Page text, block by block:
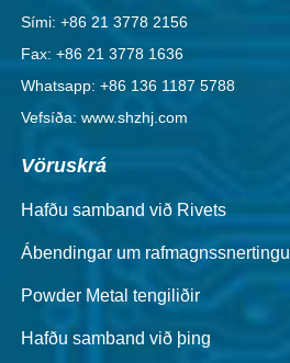
Sími: +86 21 3778 2156
Fax: +86 21 3778 1636
Whatsapp: +86 136 1187 5788
Vefsíða: www.shzhj.com
Vöruskrá
Hafðu samband við Rivets
Ábendingar um rafmagnssnertingu
Powder Metal tengiliðir
Hafðu samband við þing